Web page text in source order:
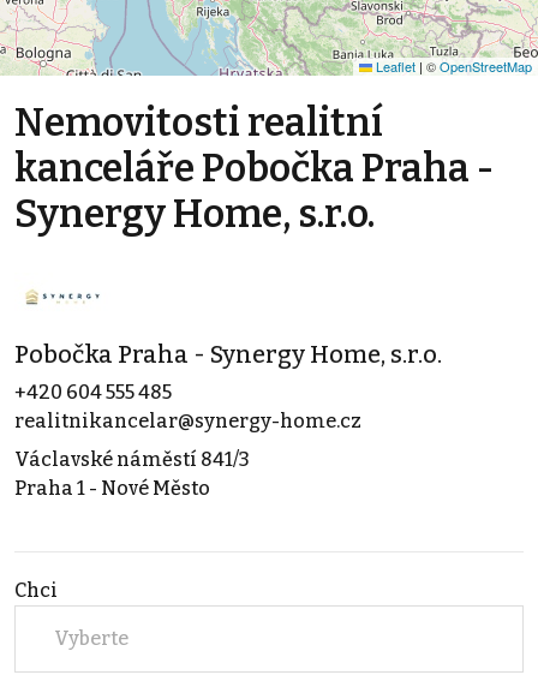
Leaflet | ©OpenStreetMap
Nemovitosti realitní
kanceláře Pobočka Praha -
Synergy Home, s.r.o.
Pobočka Praha - Synergy Home, s.r.o.
+420 604 555 485
realitnikancelar@synergy-home.cz
Václavské náměstí 841/3
Praha 1 - Nové Město
Chci
Vyberte